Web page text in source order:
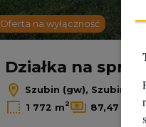
Oferta na wyłączność
Działka na
Szubin (gw), Szubin-
1 772 m2 87,47 zł/m